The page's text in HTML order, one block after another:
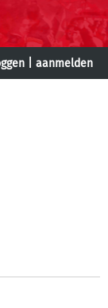
aanmelden